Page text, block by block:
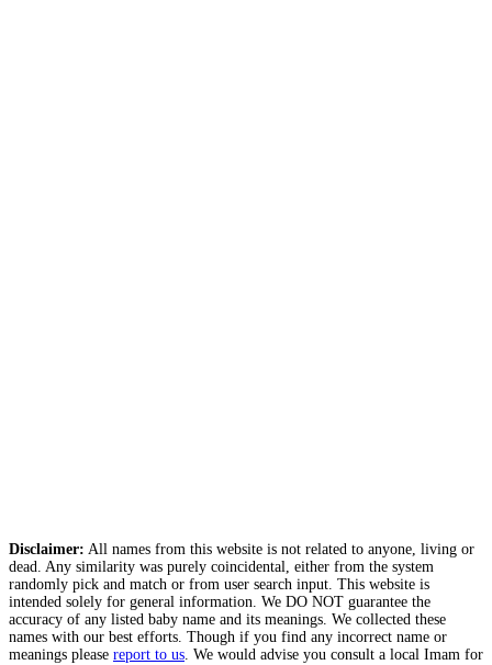
Disclaimer: All names from this website is not related to anyone, living or
dead. Any similarity was purely coincidental, either from the system
randomly pick and match or from user search input. This website is
intended solely for general information. We DO NOT guarantee the
accuracy of any listed baby name and its meanings. We collected these
names with our best efforts. Though if you find any incorrect name or
meanings please report to us. We would advise you consult a local Imam for